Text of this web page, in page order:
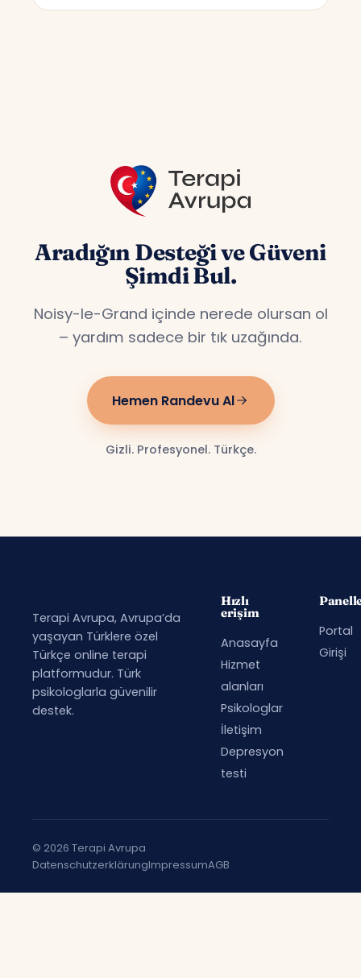
Aradığın Desteği ve Güveni
Şimdi Bul.
Noisy-le-Grand içinde nerede olursan ol
– yardım sadece bir tık uzağında.
Hemen Randevu Al
Gizli. Profesyonel. Türkçe.
Terapi Avrupa, Avrupa’da
yaşayan Türklere özel
Türkçe online terapi
platformudur. Türk
psikologlarla güvenilir
destek.
Hızlı
erişim
Anasayfa
Hizmet
alanları
Psikologlar
İletişim
Depresyon
testi
Portal
Girişi
© 2026 Terapi Avrupa
DatenschutzerklärungImpressumAGB